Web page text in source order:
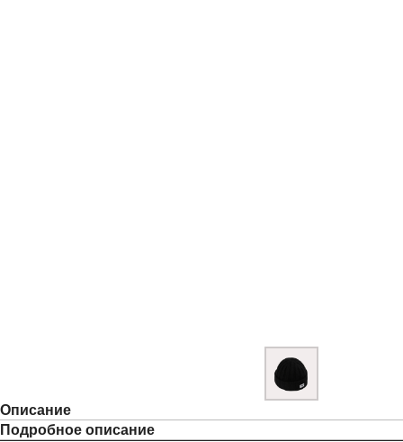
Описание
Подробное описание